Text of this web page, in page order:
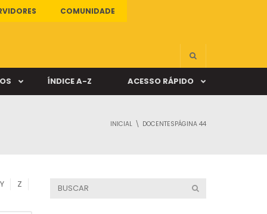
COMUNIDADE
ÍNDICE A-Z ACESSO RÁPIDO
INICIAL DOCENTESPÁGINA 44
Y Z